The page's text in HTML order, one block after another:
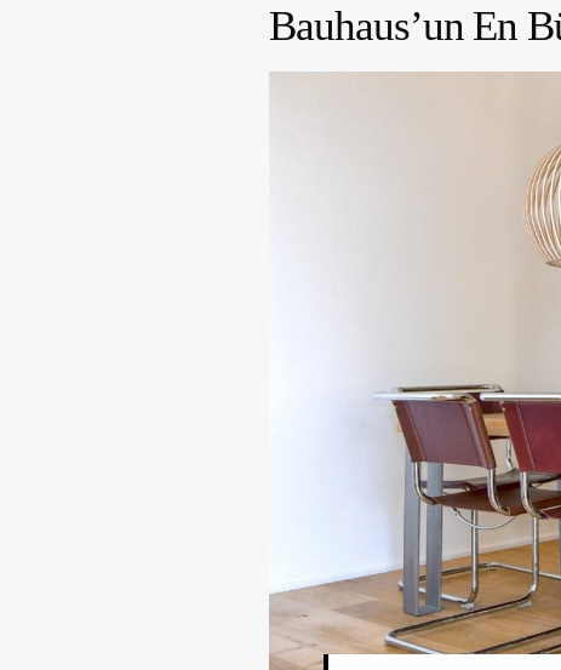
Bauhaus’un En